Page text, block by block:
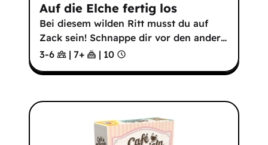
Auf die Elche fertig los
Bei diesem wilden Ritt musst du auf
Zack sein! Schnappe dir vor den ander…
3-6
| 7+ | 10